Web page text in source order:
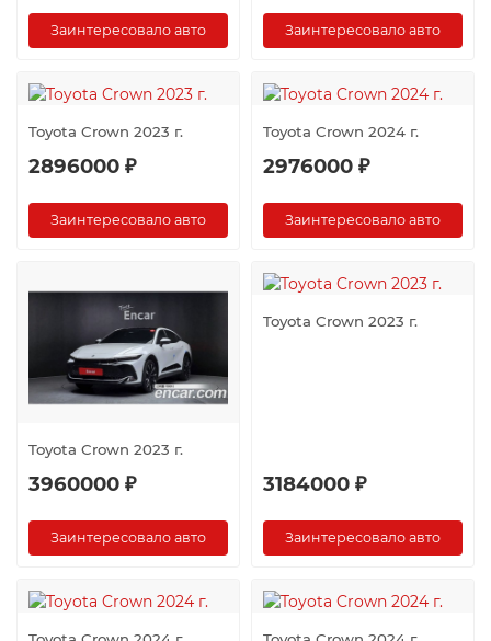
Заинтересовало авто Заинтересовало авто
Toyota Crown 2023 г.
2896000 ₽
Заинтересовало авто
Toyota Crown 2024 г.
2976000 ₽
Заинтересовало авто
Toyota Crown 2023 г.
3960000 ₽
Заинтересовало авто
Toyota Crown 2023 г.
3184000 ₽
Заинтересовало авто